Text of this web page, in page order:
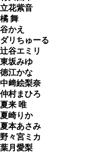
立花紫音
橘 舞
谷かえ
ダリちゅーる
辻谷エミリ
東坂みゆ
徳江かな
中﨑絵梨奈
仲村まひろ
夏来 唯
夏崎りか
夏本あさみ
野々宮ミカ
葉月愛梨